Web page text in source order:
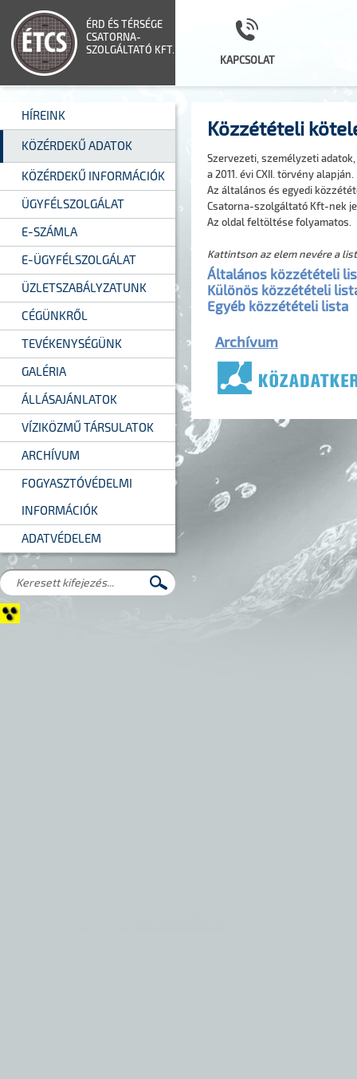
ÉRD ÉS TÉRSÉGE
CSATORNA-
SZOLGÁLTATÓ KFT.
KAPCSOLAT
HÍREINK
KÖZÉRDEKŰ ADATOK
KÖZÉRDEKŰ INFORMÁCIÓK
ÜGYFÉLSZOLGÁLAT
E-SZÁMLA
E-ÜGYFÉLSZOLGÁLAT
ÜZLETSZABÁLYZATUNK
CÉGÜNKRŐL
TEVÉKENYSÉGÜNK
GALÉRIA
ÁLLÁSAJÁNLATOK
VÍZIKÖZMŰ TÁRSULATOK
ARCHÍVUM
FOGYASZTÓVÉDELMI
INFORMÁCIÓK
ADATVÉDELEM
Közzétételi
Szervezeti, személyzeti
a 2011. évi CXII. törvény alapján.
Az általános és egyedi
Csatorna-szolgáltató Kft-nek
Az oldal feltöltése folyamatos.
Kattintson az elem nevére a
Általános közzétételi
Különös közzétételi
Egyéb közzétételi lista
Archívum